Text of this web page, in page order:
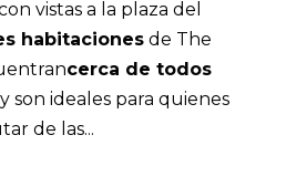
vistas a la plaza del
habitaciones de The
cerca de todos
y son ideales para quienes
de las...